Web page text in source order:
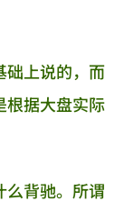
础上说的，而
根据大盘实际
么背驰。所谓